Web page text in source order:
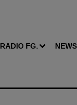
RADIO FG. NEWS